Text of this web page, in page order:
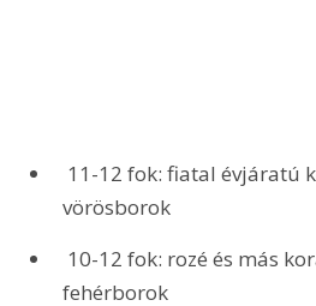
vörösborok
fehérborok